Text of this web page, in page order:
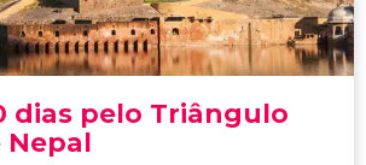
dias pelo Triângulo
Nepal